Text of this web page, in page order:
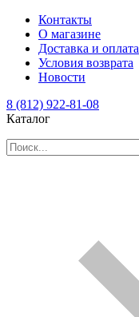
Контакты
О магазине
Доставка и оплата
Условия возврата
Новости
8 (812) 922-81-08
Каталог